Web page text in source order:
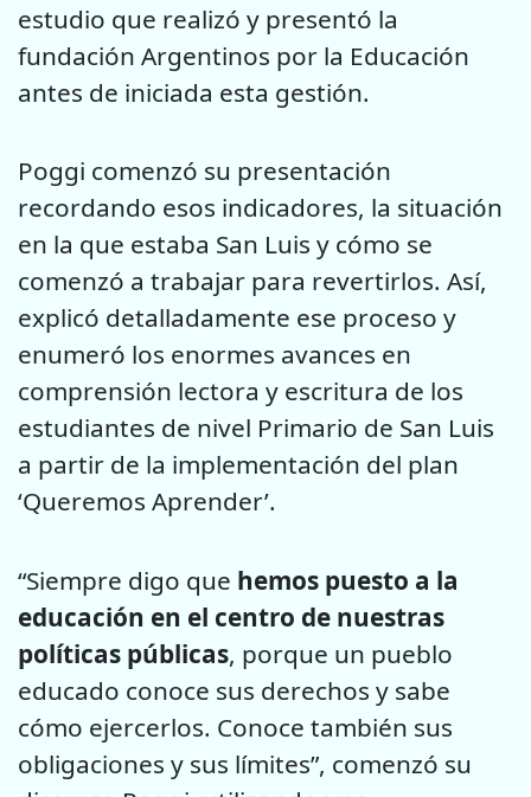
estudio que realizó y presentó la
fundación Argentinos por la Educación
antes de iniciada esta gestión.
Poggi comenzó su presentación
recordando esos indicadores, la situación
en la que estaba San Luis y cómo se
comenzó a trabajar para revertirlos. Así,
explicó detalladamente ese proceso y
enumeró los enormes avances en
comprensión lectora y escritura de los
estudiantes de nivel Primario de San Luis
a partir de la implementación del plan
‘Queremos Aprender’.
“Siempre digo que hemos puesto a la
educación en el centro de nuestras
políticas públicas, porque un pueblo
educado conoce sus derechos y sabe
cómo ejercerlos. Conoce también sus
obligaciones y sus límites”, comenzó su